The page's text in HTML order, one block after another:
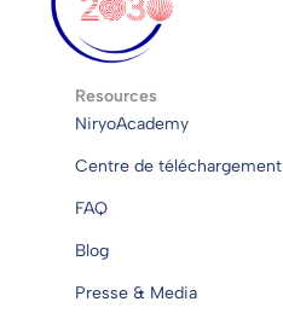
Resources
NiryoAcademy
Centre de téléchargement
FAQ
Blog
Presse & Media